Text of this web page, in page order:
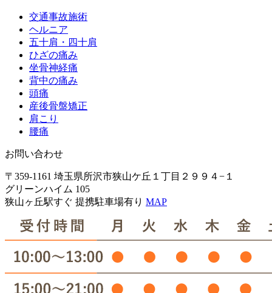
交通事故施術
ヘルニア
五十肩・四十肩
ひざの痛み
坐骨神経痛
背中の痛み
頭痛
産後骨盤矯正
肩こり
腰痛
お問い合わせ
〒359-1161 埼玉県所沢市狭山ケ丘１丁目２９９４−１
グリーンハイム 105
狭山ヶ丘駅すぐ 提携駐車場有り MAP